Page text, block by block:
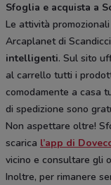
Sfoglia e acquista a
Le attività
Arcaplanet di
intelligenti. Sul sito
al carrello tutti i
comodamente a casa
di spedizione sono
Non aspettare oltre!
scarica l’app di
vicino e consultare gli
Inoltre, per rimanere